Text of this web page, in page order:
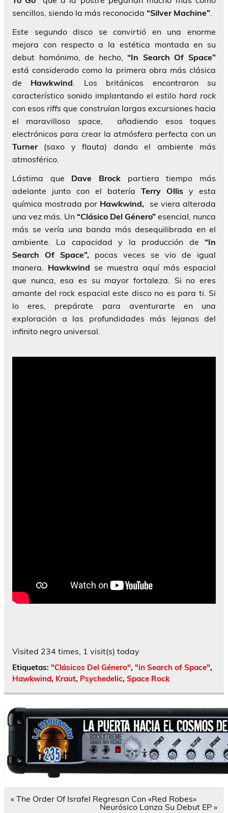
sencillos, siendo la más reconocida “Silver Machine”.
Este segundo disco se convirtió en una enorme
mejora con respecto a la estética montada en su
debut homónimo, de hecho,“In Search Of Space”
está considerado como la primera obra más clásica
de Hawkwind. Los británicos encontraron su
característico sonido implantando el estilo hard rock
con esos riffs que construían largas excursiones hacia
el maravilloso space,
añadiendo esos toques
electrónicos para crear la atmósfera perfecta con un
Turner(saxo y flauta) dando el ambiente más
atmosférico.
Lástima que Dave Brock partiera tiempo más
adelante junto con el batería Terry Ollis y esta
química mostrada por Hawkwind, se viera alterada
una vez más. Un “Clásico Del Género” esencial, nunca
más se vería una banda más desequilibrada en el
ambiente. La capacidad y la producción de “In
Search Of Space”, pocas veces se vio de igual
manera. Hawkwind se muestra aquí más espacial
que nunca, esa es su mayor fortaleza. Si no eres
amante del rock espacial este disco no es para ti. Si
lo eres, prepárate para aventurarte en una
exploración a las profundidades más lejanas del
infinito negro universal.
Visited 234 times, 1 visit(s) today
Etiquetas: "Clásicos Del Género", "in Search of Space",
Hawkwind, Kraut, Psychedelic, Space Rock
Navegación
« The Order Of Israfel Regresan Con «Red Robes»
Neurósico Lanza Su Debut EP »